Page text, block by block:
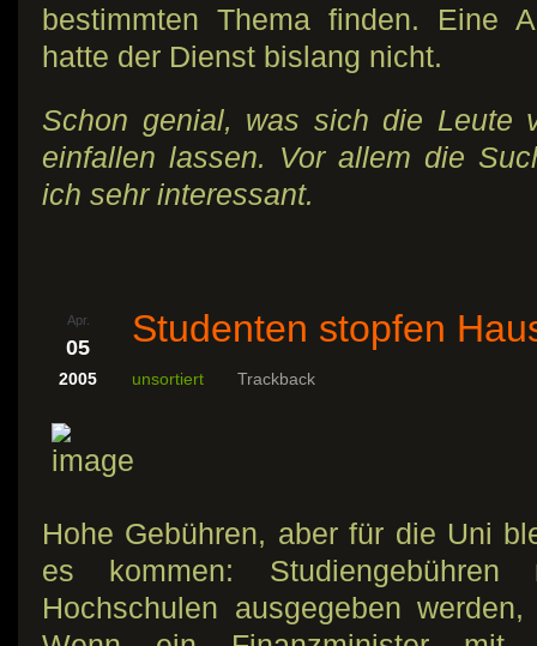
bestimmten Thema finden. Eine
hatte der Dienst bislang nicht.
Schon genial, was sich die Leute
einfallen lassen. Vor allem die
ich sehr interessant.
Apr.
05
2005
Studenten stopfen
unsortiert Trackback
Hohe Gebühren, aber für die Uni
es kommen:
Hochschulen ausgegeben